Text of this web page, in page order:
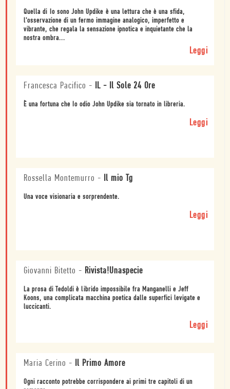
Quella di Io sono John Updike è una lettura che è una sfida,
l'osservazione di un fermo immagine analogico, imperfetto e
vibrante, che regala la sensazione ipnotica e inquietante che la
nostra ombra...
Leggi
Francesca Pacifico - IL - Il Sole 24 Ore
È una fortuna che Io odio John Updike sia tornato in libreria.
Leggi
Rossella Montemurro - Il mio Tg
Una voce visionaria e sorprendente.
Leggi
Giovanni Bitetto - Rivista!Unaspecie
La prosa di Tedoldi è librido impossibile fra Manganelli e Jeff
Koons, una complicata macchina poetica dalle superfici levigate e
luccicanti.
Leggi
Maria Cerino - Il Primo Amore
Ogni racconto potrebbe corrispondere ai primi tre capitoli di un